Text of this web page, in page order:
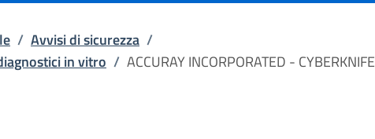
/ Avvisi di sicurezza /
in vitro / ACCURAY INCORPORATED - CYBERKNIFE